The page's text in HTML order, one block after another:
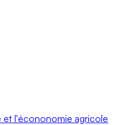
et l'écononomie agricole